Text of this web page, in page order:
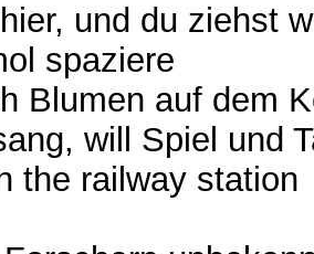
und du ziehst
spaziere
Blumen auf dem
will Spiel und
the railway station